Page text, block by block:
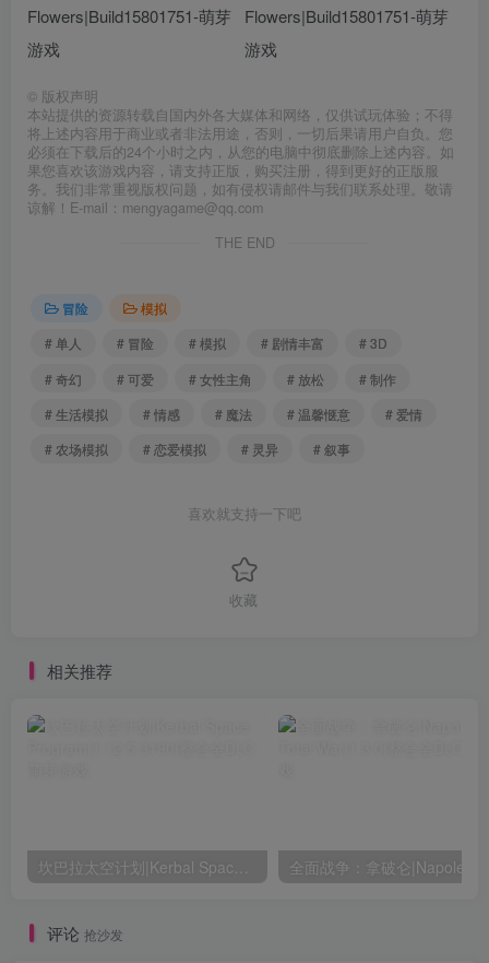
© 版权声明
本站提供的资源转载自国内外各大媒体和网络，仅供试玩体验；不得
将上述内容用于商业或者非法用途，否则，一切后果请用户自负。您
必须在下载后的24个小时之内，从您的电脑中彻底删除上述内容。如
果您喜欢该游戏内容，请支持正版，购买注册，得到更好的正版服
务。我们非常重视版权问题，如有侵权请邮件与我们联系处理。敬请
谅解！E-mail：mengyagame@qq.com
THE END
冒险
模拟
# 单人
# 冒险 # 模拟 # 剧情丰富
# 3D
# 奇幻
# 可爱 # 女性主角 # 放松
# 制作
# 生活模拟
# 情感 # 魔法 # 温馨惬意
# 爱情
# 农场模拟
# 恋爱模拟 # 灵异 # 叙事
喜欢就支持一下吧
收藏
相关推荐
坎巴拉太空计划|Kerbal Space Program|1.12.5.3190|整合全DLC
评论 抢沙发